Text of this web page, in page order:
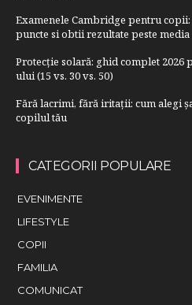
Examenele Cambridge pentru
puncte si obtii rezultate peste
Protecție solară: ghid complet 2026
ului (15 vs. 30 vs. 50)
Fără lacrimi, fără iritații: cum alegi
copilul tău
CATEGORII POPULARE
EVENIMENTE
LIFESTYLE
COPII
FAMILIA
COMUNICAT